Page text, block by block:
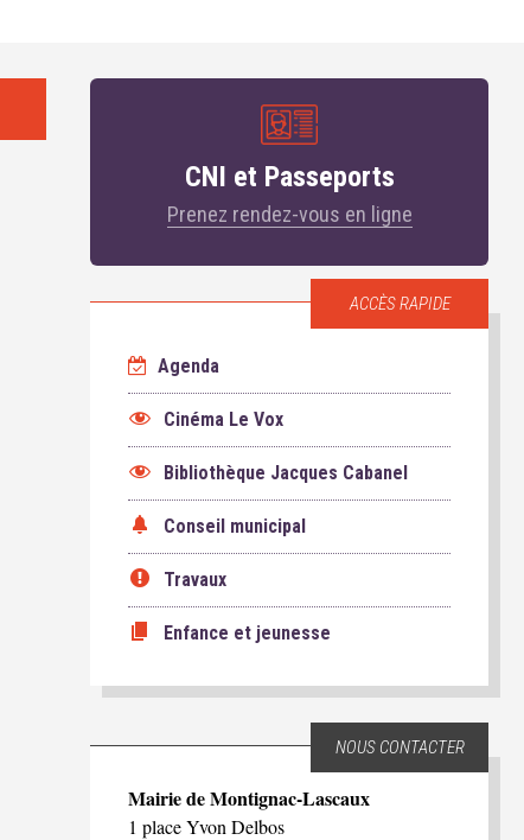
CNI et Passeports
Prenez rendez-vous en ligne
ACCÈS RAPIDE
Agenda
Cinéma Le Vox
Bibliothèque Jacques Cabanel
Conseil municipal
Travaux
Enfance et jeunesse
NOUS CONTACTER
Mairie de Montignac-Lascaux
1 place Yvon Delbos